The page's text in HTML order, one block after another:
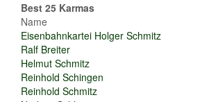
Best 25 Karmas
Name
Eisenbahnkartei Holger Schmitz
Ralf Breiter
Helmut Schmitz
Reinhold Schingen
Reinhold Schmitz